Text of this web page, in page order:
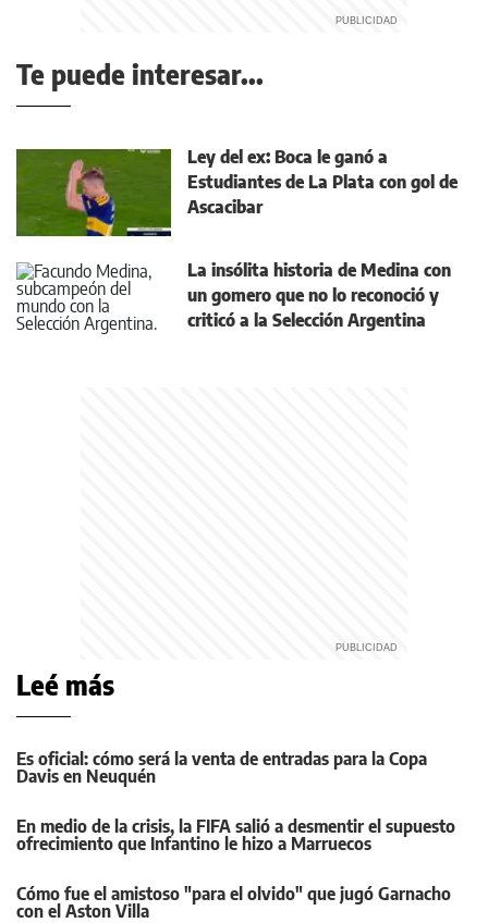
Te puede interesar...
Ley del ex: Boca le ganó a
Estudiantes de La Plata con gol de
Ascacibar
La insólita historia de Medina con
un gomero que no lo reconoció y
criticó a la Selección Argentina
Leé más
Es oficial: cómo será la venta de entradas para la Copa
Davis en Neuquén
En medio de la crisis, la FIFA salió a desmentir el supuesto
ofrecimiento que Infantino le hizo a Marruecos
Cómo fue el amistoso "para el olvido" que jugó Garnacho
con el Aston Villa